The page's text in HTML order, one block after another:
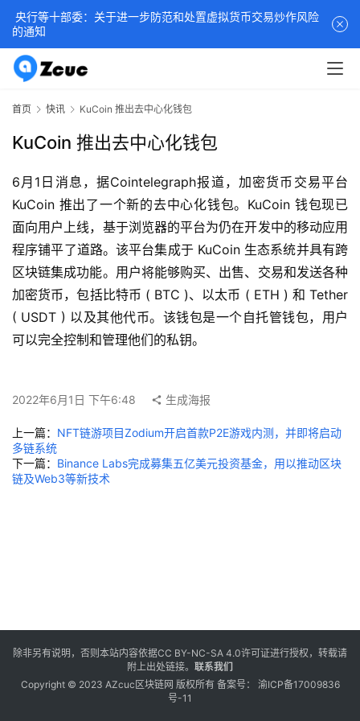
首页 快讯 KuCoin 推出去中心化钱包
KuCoin 推出去中心化钱包
6月1日消息，据Cointelegraph报道，加密货币交易平台
KuCoin 推出了一个新的去中心化钱包。KuCoin 钱包现已
面向用户上线，基于浏览器的平台为仍在开发中的移动应用
程序铺平了道路。该平台集成于 KuCoin 生态系统并具有跨
区块链集成功能。用户将能够购买、出售、交易和发送各种
加密货币，包括比特币 ( BTC )、以太币 ( ETH ) 和 Tether
( USDT ) 以及其他代币。该钱包是一个自托管钱包，用户
可以完全控制和管理他们的私钥。
2022年6月1日 下午6:48 生成海报
上一篇： NFT链游项目Zodium开启首款P2E游戏内测，并即将启动
多链系统
下一篇： Binance Labs完成募集五亿美元投资基金，用以推动区块
链及Web3等新技术
除非另有说明，否则本站内容依据CC BY-NC-SA 4.0许可证进行授权，转载请
附上出处链接。 联系我们
Copyright © 2023 AZcuc区块链网 版权所有 备案号： 渝ICP备17009836
号-11
央行等十部委：关于进一步防范和处置虚拟货币交易炒作风险
的通知